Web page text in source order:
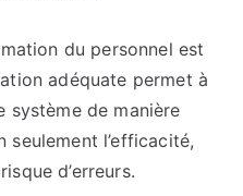
du personnel est
adéquate permet à
système de manière
l’efficacité,
d’erreurs.